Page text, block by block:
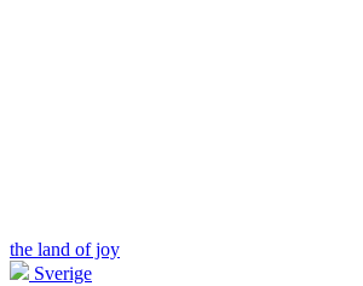
the land of joy
Sverige